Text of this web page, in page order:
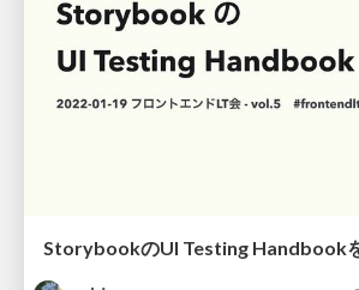
StorybookのUI Testing Handbook